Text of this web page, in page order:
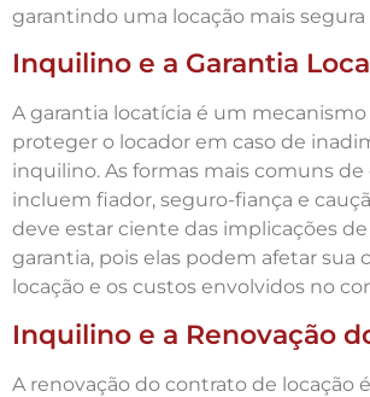
garantindo uma locação mais segura
Inquilino e a Garantia
A garantia locatícia é um
proteger o locador em caso de
inquilino. As formas mais comuns de
incluem fiador, seguro-fiança e
deve estar ciente das implicações
garantia, pois elas podem afetar sua
locação e os custos envolvidos no
Inquilino e a Renovação
A renovação do contrato de locação